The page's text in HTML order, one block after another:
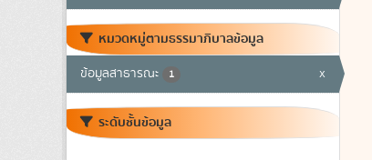
หมวดหมู่ตามธรรมาภิบาลข้อมูล
ข้อมูลสาธารณะ 1 x
ระดับชั้นข้อมูล